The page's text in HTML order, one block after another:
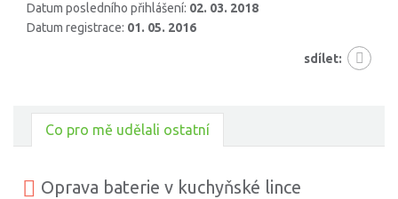
Datum posledního přihlášení: 02. 03. 2018
Datum registrace: 01. 05. 2016
sdílet:
Co pro mě udělali ostatní
Oprava baterie v kuchyňské lince